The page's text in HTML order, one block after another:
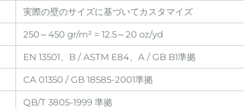
実際の壁のサイズに基づいてカスタマイズ
250～450 gr/m² = 12.5～20 oz/yd
EN 13501、B / ASTM E84、A / GB B1準拠
CA 01350 / GB 18585-2001準拠
QB/T 3805-1999 準拠